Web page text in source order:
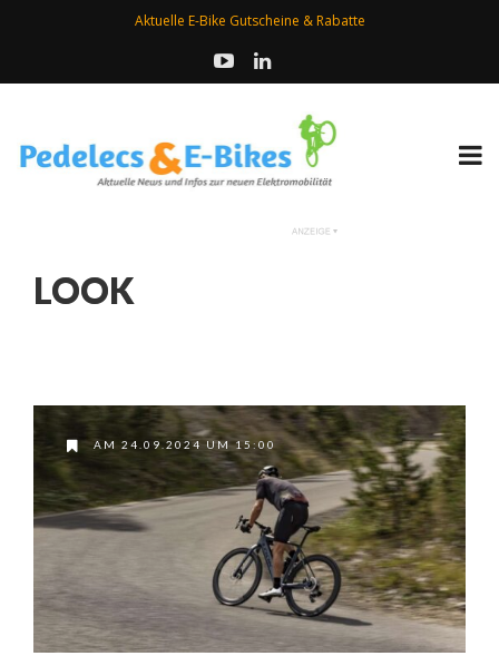
Aktuelle E-Bike Gutscheine & Rabatte
LOOK
AM 24.09.2024 UM 15:00